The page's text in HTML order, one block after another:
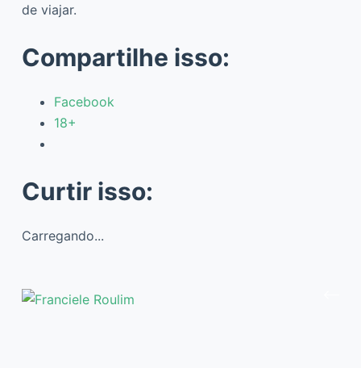
de viajar.
Compartilhe isso:
Facebook
18+
Curtir isso:
Carregando...